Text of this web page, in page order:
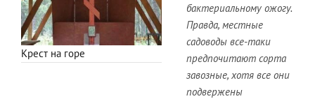
Крест на горе
бактериальному ожогу.
Правда, местные
садоводы все-таки
предпочитают сорта
завозные, хотя все они
подвержены